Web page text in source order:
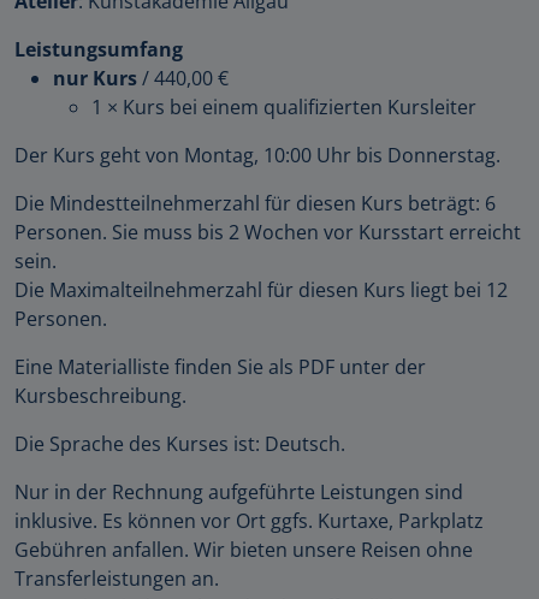
Leistungsumfang
nur Kurs/440,00 €
1 × Kurs bei einem qualifizierten Kursleiter
Der Kurs geht von Montag, 10:00 Uhr bis Donnerstag.
Die Mindestteilnehmerzahl für diesen Kurs beträgt: 6
Personen. Sie muss bis 2 Wochen vor Kursstart erreicht
sein.
Die Maximalteilnehmerzahl für diesen Kurs liegt bei 12
Personen.
Eine Materialliste finden Sie als PDF unter der
Kursbeschreibung.
Die Sprache des Kurses ist: Deutsch.
Nur in der Rechnung aufgeführte Leistungen sind
inklusive. Es können vor Ort ggfs. Kurtaxe, Parkplatz
Gebühren anfallen. Wir bieten unsere Reisen ohne
Transferleistungen an.